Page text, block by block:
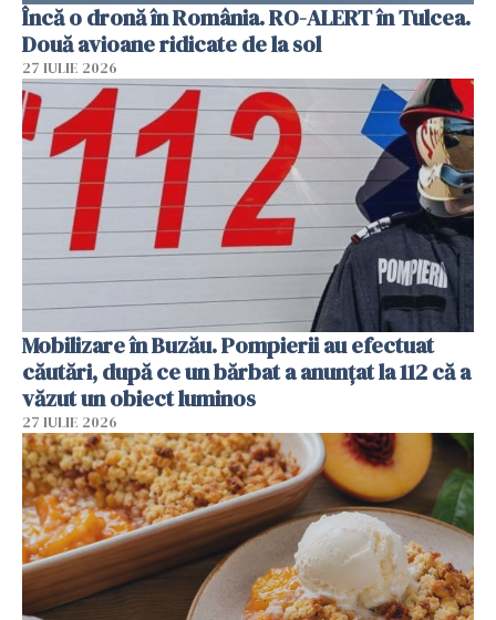
Încă o dronă în România. RO-ALERT în Tulcea.
Două avioane ridicate de la sol
27 IULIE 2026
Mobilizare în Buzău. Pompierii au efectuat
căutări, după ce un bărbat a anunțat la 112 că a
văzut un obiect luminos
27 IULIE 2026